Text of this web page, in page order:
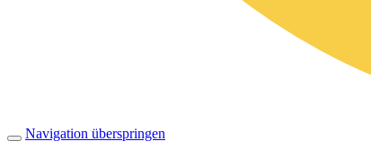
Navigation überspringen